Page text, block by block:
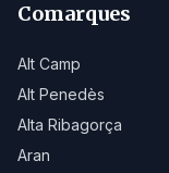
Comarques
Alt Camp
Alt Penedès
Alta Ribagorça
Aran